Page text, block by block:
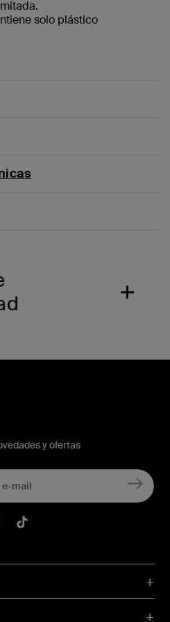
solo plástico
y ofertas